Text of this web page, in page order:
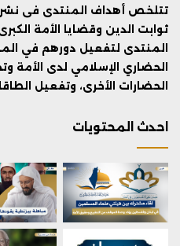
تتلخص أهداف المنتدى فى
ثوابت الدين وقضايا الأمة
المنتدى لتفعيل دورهم في
الحضاري الإسلامي لدى الأمة
الحضارات الأخرى، وتفعيل
احدث المحتويات